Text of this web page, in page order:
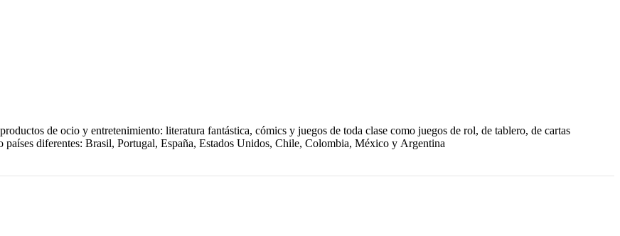
de ocio y entretenimiento: literatura fantástica, cómics y juegos de toda clase como juegos de rol, de tablero, de cartas
diferentes: Brasil, Portugal, España, Estados Unidos, Chile, Colombia, México y Argentina